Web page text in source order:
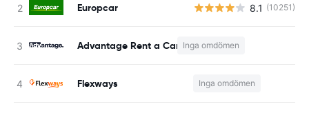
Europcar 8.1 (10251)
Advantage Rent a Car Inga omdömen
Flexways Inga omdömen